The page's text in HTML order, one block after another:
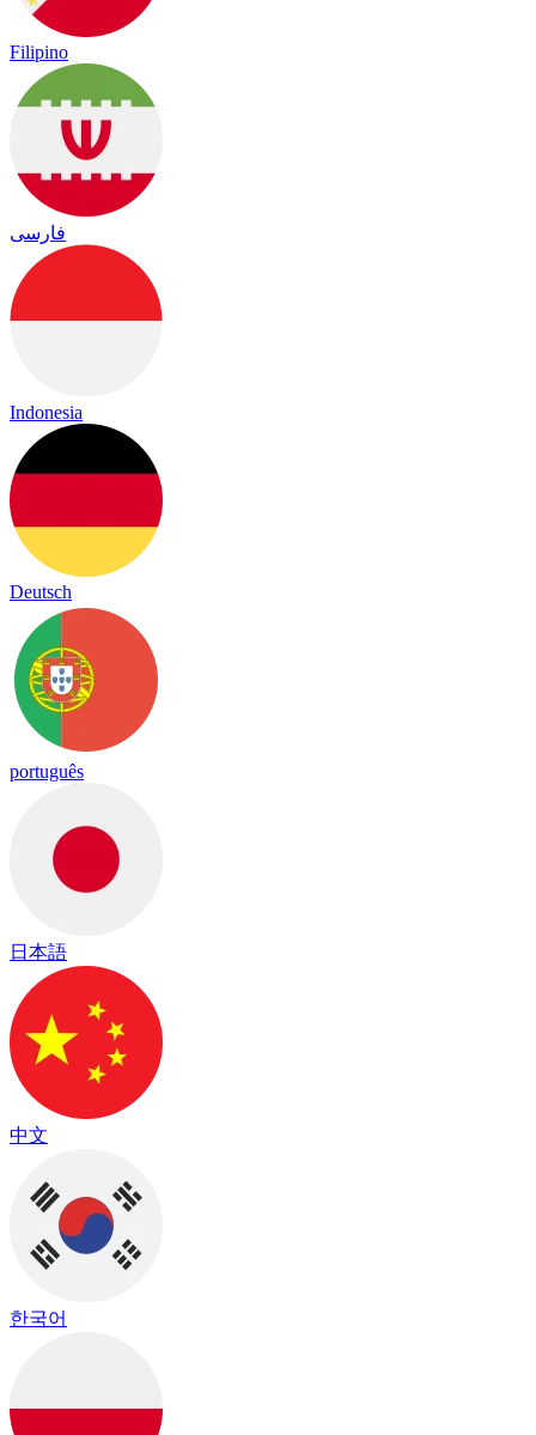
Filipino
فارسی
Indonesia
Deutsch
português
日本語
中文
한국어